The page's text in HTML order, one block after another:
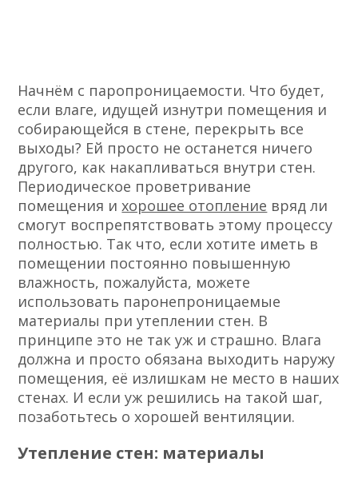
Начнём с паропроницаемости. Что будет,
если влаге, идущей изнутри помещения и
собирающейся в стене, перекрыть все
выходы? Ей просто не останется ничего
другого, как накапливаться внутри стен.
Периодическое проветривание
помещения ихорошее отопление вряд ли
смогут воспрепятствовать этому процессу
полностью. Так что, если хотите иметь в
помещении постоянно повышенную
влажность, пожалуйста, можете
использовать паронепроницаемые
материалы при утеплении стен. В
принципе это не так уж и страшно. Влага
должна и просто обязана выходить наружу
помещения, её излишкам не место в наших
стенах. И если уж решились на такой шаг,
позаботьтесь о хорошей вентиляции.
Утепление стен: материалы